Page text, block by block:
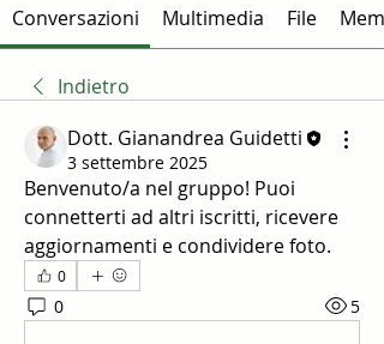
Conversazioni Multimedia File
Indietro
Dott. Gianandrea Guidetti
3 settembre 2025
Benvenuto/a nel gruppo! Puoi
connetterti ad altri iscritti, ricevere
aggiornamenti e condividere foto.
0
0 5